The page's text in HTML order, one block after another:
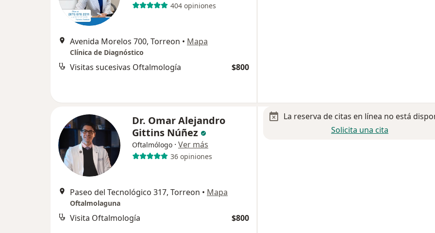
404 opiniones
Avenida Morelos 700, Torreon • Mapa
Clínica de Diagnóstico
Visitas sucesivas Oftalmología $800
Dr. Omar Alejandro
Gittins Núñez
Oftalmólogo · Ver más
36 opiniones
Paseo del Tecnológico 317, Torreon • Mapa
Oftalmolaguna
Visita Oftalmología $800
La reserva de citas en línea no está
Solicita una cita